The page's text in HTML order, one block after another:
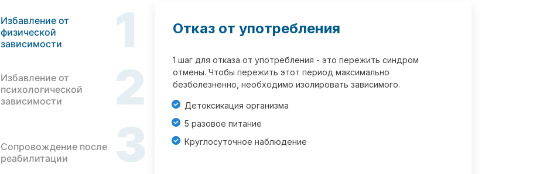
Избавление от
физической
зависимости
1
Избавление от
психологической
зависимости
2
Сопровождение после
реабилитации
3
Отказ от употребления
1 шаг для отказа от употребления - это пережить синдром
отмены. Чтобы пережить этот период максимально
безболезненно, необходимо изолировать зависимого.
Детоксикация организма
5 разовое питание
Круглосуточное наблюдение